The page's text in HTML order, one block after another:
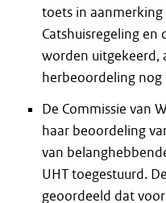
toets in
Catshuisregeling en
worden uitgekeerd,
herbeoordeling
De Commissie van
haar beoordeling
van
UHT toegestuurd.
geoordeeld dat